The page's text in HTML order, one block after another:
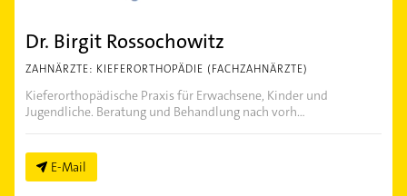
Dr. Birgit Rossochowitz
ZAHNÄRZTE: KIEFERORTHOPÄDIE (FACHZAHNÄRZTE)
Kieferorthopädische Praxis für Erwachsene, Kinder und
Jugendliche. Beratung und Behandlung nach vorh...
E-Mail